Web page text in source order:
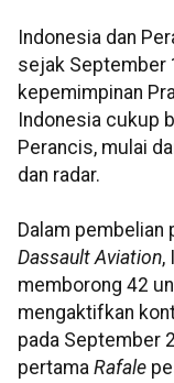
Indonesia dan
sejak September
kepemimpinan
Indonesia cukup
Perancis, mulai
dan radar.
Dalam
Dassault Aviation,
memborong 42
mengaktifkan
pada September
pertama Rafale